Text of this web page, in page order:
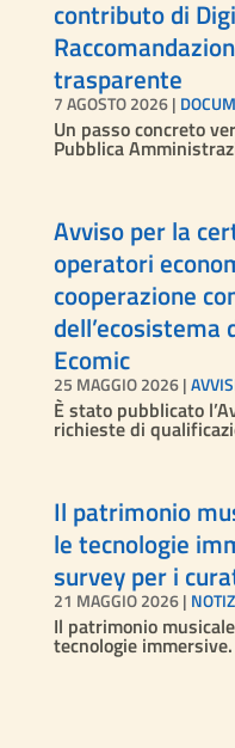
contributo di
trasparente
7 AGOSTO 2026|
Un passo concreto
Pubblica
Avviso per la
operatori
cooperazione
Ecomic
25 MAGGIO 2026|
È stato pubblicato
richieste di
Il patrimonio
le tecnologie
survey per i
21 MAGGIO 2026|
Il patrimonio
tecnologie